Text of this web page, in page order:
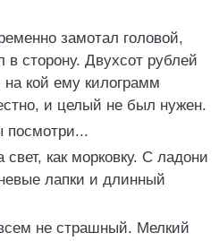
замотал головой,
сторону. Двухсот рублей
кой ему килограмм
и целый не был нужен.
посмотри...
как морковку. С ладони
лапки и длинный
не страшный. Мелкий